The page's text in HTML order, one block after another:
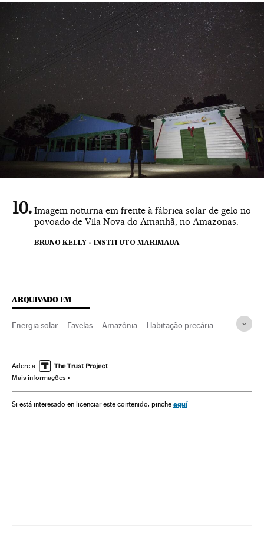
Imagem noturna em frente à fábrica solar de gelo no
povoado de Vila Nova do Amanhã, no Amazonas.
BRUNO KELLY - INSTITUTO MARIMAUA
ARQUIVADO EM
Energia solar Favelas Amazônia Habitação precária
Estado Rio de Janeiro Reservas naturais
Energias renováveis
Espaços naturais América Latina Urbanismo
Adere a
Mais informações
Si está interesado en licenciar este contenido, pinche aquí